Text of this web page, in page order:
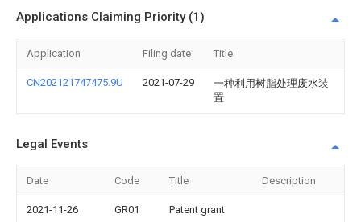
Applications Claiming Priority (1)
Application Filing date Title
CN202121747475.9U 2021-07-29
一种利用树脂处理废水装
置
Legal Events
Date Code Title Description
2021-11-26 GR01 Patent grant